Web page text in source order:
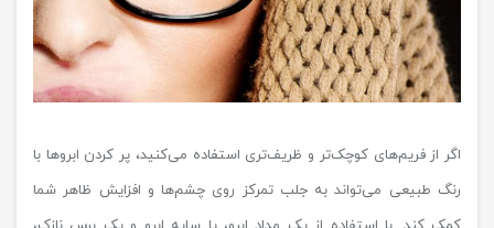
اگر از فریم‌های کوچک‌تر و ظریف‌تری استفاده می‌کنید، پر کردن ابروها با
رنگ طبیعی می‌تواند به جلب تمرکز روی چشم‌ها و افزایش ظاهر شما